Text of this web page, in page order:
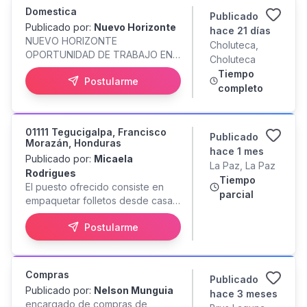
Pedro Sula -Dinámico -
- No necesitas experiencia
Postúlate Hoy
calixgdn20252gmail.com
Whatsapp:
Domestica
Publicado por: Nuevo Horizonte
NUEVO HORIZONTE
OPORTUNIDAD DE TRABAJO EN
EL SALVADOR Se buscan:
Empleadas Domésticas a tiempo
Completo; Trabajando para
conecta talento de servicios
generales en El Salvador. Nuestra
misión Colocar a mujeres
responsables, trabajadoras y con
buenos valores en hogares
donde se les respete y valore
Requisitos - Edad: 19 a 40 años -
Nacionalidad: Hondureña -
oficios - Valores: Honestidad,
responsabilidad - Presentación:
Buena imagen y actitud Funciones
Principales - Cuido y atención de
Postularme
Publicado
hace 21 días
Choluteca,
Choluteca
Tiempo
completo
01111 Tegucigalpa, Francisco
Morazán, Honduras
Publicado por: Micaela
Rodrigues
El puesto ofrecido consiste en
empaquetar folletos desde casa.
Concretamente, recibirá 4.000
folletos al mes, que deberá
doblar y empaquetar siguiendo
las instrucciones proporcionadas.
Un repartidor pasará
semanalmente a recoger
aproximadamente 1.000 folletos
Postularme
Publicado
hace 1 mes
La Paz, La Paz
Tiempo
parcial
Compras
Publicado por: Nelson Munguia
encargado de compras de
Publicado
hace 3 meses